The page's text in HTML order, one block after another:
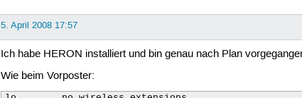
5. April 2008 17:57
Ich habe HERON installiert und bin genau nach Plan
Wie beim Vorposter: